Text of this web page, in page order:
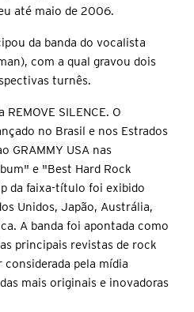
até maio de 2006.
da banda do vocalista
com a qual gravou dois
turnês.
SILENCE. O
no Brasil e nos Estrados
GRAMMY USA nas
e "Best Hard Rock
da faixa-título foi exibido
Unidos, Japão, Austrália,
A banda foi apontada como
principais revistas de rock
pela mídia
mais originais e inovadoras